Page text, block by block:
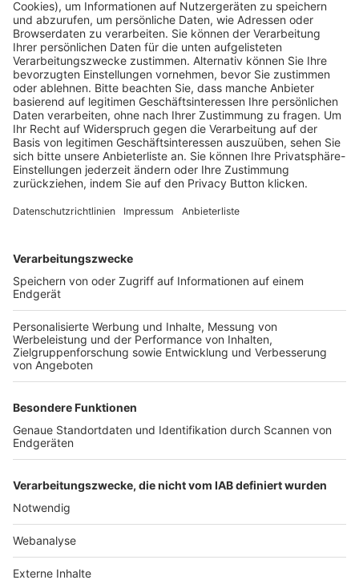
Pässe und Vereinswechsel
Trainerausbildung
Schulungsangebot Vereinsmitarbeiter
BFV-Geschäftsstellen
Trainerbörse
Login SpielPlus
FOLGE DEM BFV
TOP-VEREINE
TOP-PARTNER
Nutzungsbedingungen Datenschutz Impressum